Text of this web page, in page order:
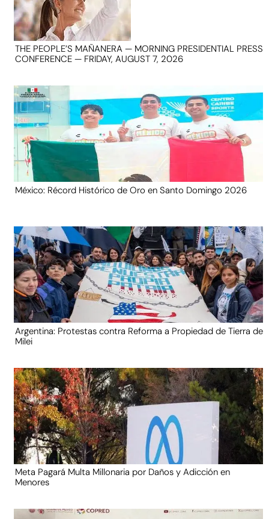
THE PEOPLE’S MAÑANERA — MORNING PRESIDENTIAL PRESS
CONFERENCE — FRIDAY, AUGUST 7, 2026
México: Récord Histórico de Oro en Santo Domingo 2026
Argentina: Protestas contra Reforma a Propiedad de Tierra de
Milei
Meta Pagará Multa Millonaria por Daños y Adicción en
Menores